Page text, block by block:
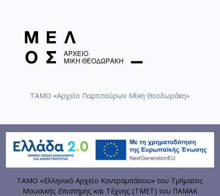
ΤΑΜΟ «Αρχείο Παρτιτούρων Μίκη Θεοδωράκη»
ΤΑΜΟ «Ελληνικό Αρχείο Κοντραμπάσου» του Τμήματος
Μουσικής Επιστήμης και Τέχνης (ΤΜΕΤ) του ΠΑΜΑΚ